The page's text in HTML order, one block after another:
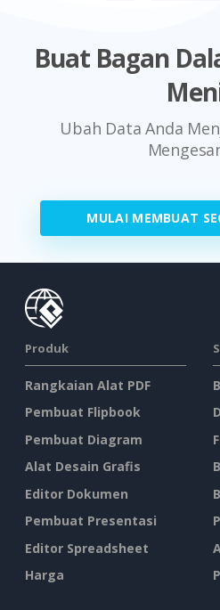
Buat Bagan
Ubah Data Anda
MULAI MEMBUAT
Produk
Rangkaian Alat PDF
Pembuat Flipbook
Pembuat Diagram
Alat Desain Grafis
Editor Dokumen
Pembuat Presentasi
Editor Spreadsheet
Harga